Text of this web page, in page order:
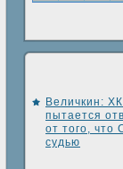
Величкин:
пытается
от того, что
судью